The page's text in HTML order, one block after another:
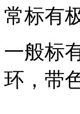
常标有
一般标
环，带